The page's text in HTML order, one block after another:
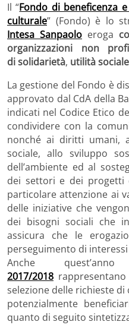
Il “Fondo di beneficenza
culturale” (Fondo) è lo
Intesa Sanpaolo eroga
organizzazioni non
di solidarietà, utilità sociale
La gestione del Fondo è
approvato dal CdA della
indicati nel Codice Etico
condividere con la
nonché ai diritti umani,
sociale, allo sviluppo
dell’ambiente ed al
dei settori e dei progetti
particolare attenzione ai
delle iniziative che
dei bisogni sociali che
assicura che le
perseguimento di
Anche
2017/2018
selezione delle richieste
potenzialmente
quanto di seguito